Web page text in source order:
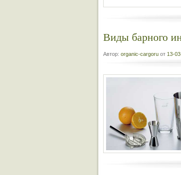
Виды барного
Автор: organic-cargoru от 13-